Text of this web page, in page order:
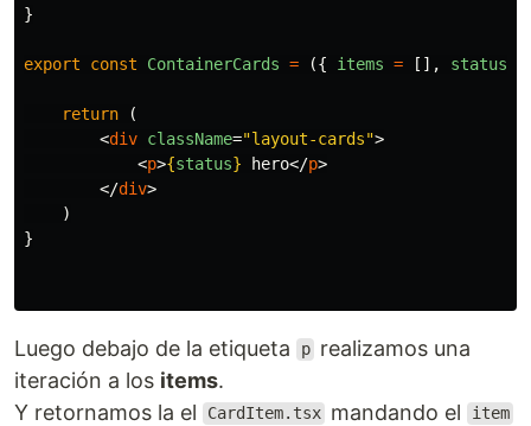
}
export const ContainerCards = ({ items = [], status
return
(
<div className="layout-cards">
<p>{status} hero</p>
</div>
)
}
Luego debajo de la etiqueta p realizamos una
iteración a los items.
Y retornamos la el
CardItem.tsx mandando el item